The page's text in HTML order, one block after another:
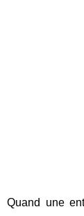
Quand une